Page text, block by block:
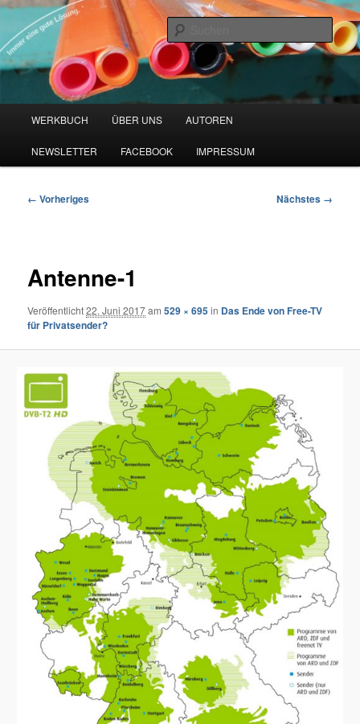
Zum
primären
Inhalt
springenWerkbuch Online
Blog zu den Themen Energieeffizienz und Digitalisierung
WERKBUCH ÜBER UNS AUTOREN
NEWSLETTER FACEBOOK IMPRESSUM
Bilder-
← Vorheriges Nächstes →
Antenne-1
Veröffentlicht22. Juni 2017am529 × 695in Das Ende von Free-TV
für Privatsender?